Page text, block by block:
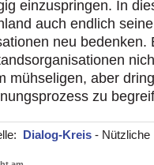
einzuspringen. In
auch endlich
neu
mühseligen, aber
zu
Dialog-Kreis - Nützliche